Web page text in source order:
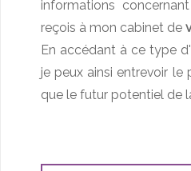
informations
reçois à mon cabinet de
En accédant à ce type
je peux ainsi entrevoir le
que le futur potentiel de